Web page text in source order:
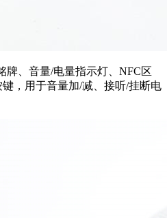
牌、音量/电量指示灯、NFC区
，用于音量加/减、接听/挂断电